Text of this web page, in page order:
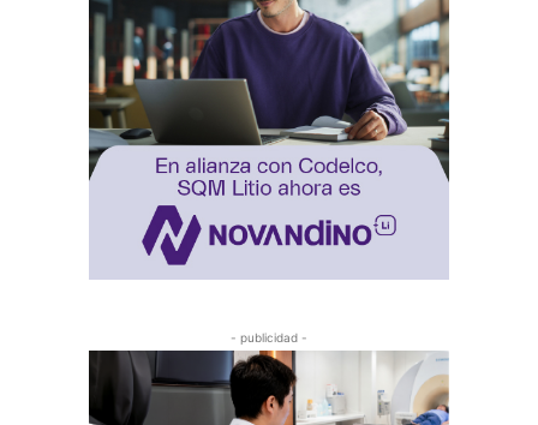
- publicidad -